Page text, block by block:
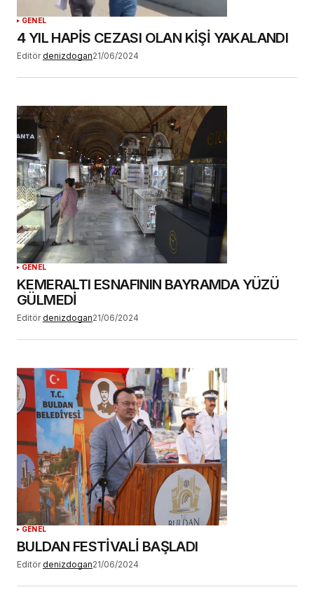
GENEL
4 YIL HAPİS CEZASI OLAN KİŞİ YAKALANDI
Editör denizdogan21/06/2024
GENEL
KEMERALTI ESNAFININ BAYRAMDA YÜZÜ
GÜLMEDİ
Editör denizdogan21/06/2024
GENEL
BULDAN FESTİVALİ BAŞLADI
Editör denizdogan21/06/2024